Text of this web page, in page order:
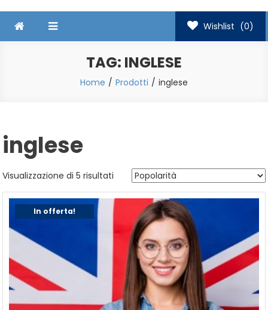
Wishlist (0)
TAG: INGLESE
Home Prodotti inglese
inglese
Visualizzazione di 5 risultati Popolarità
In offerta!